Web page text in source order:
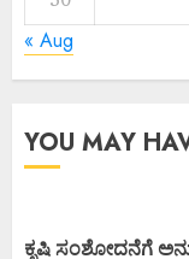
« Aug
YOU MAY
ಕೃಷಿ ಸಂಶೋದನೆಗೆ